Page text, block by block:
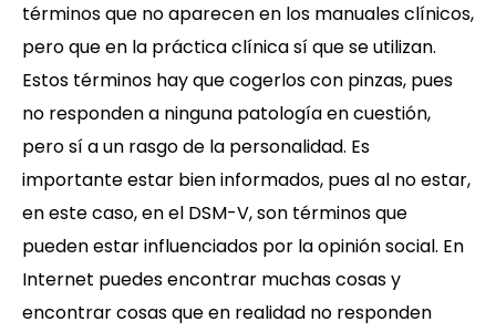
términos que no aparecen en los manuales clínicos,
pero que en la práctica clínica sí que se utilizan.
Estos términos hay que cogerlos con pinzas, pues
no responden a ninguna patología en cuestión,
pero sí a un rasgo de la personalidad. Es
importante estar bien informados, pues al no estar,
en este caso, en el DSM-V, son términos que
pueden estar influenciados por la opinión social. En
Internet puedes encontrar muchas cosas y
encontrar cosas que en realidad no responden